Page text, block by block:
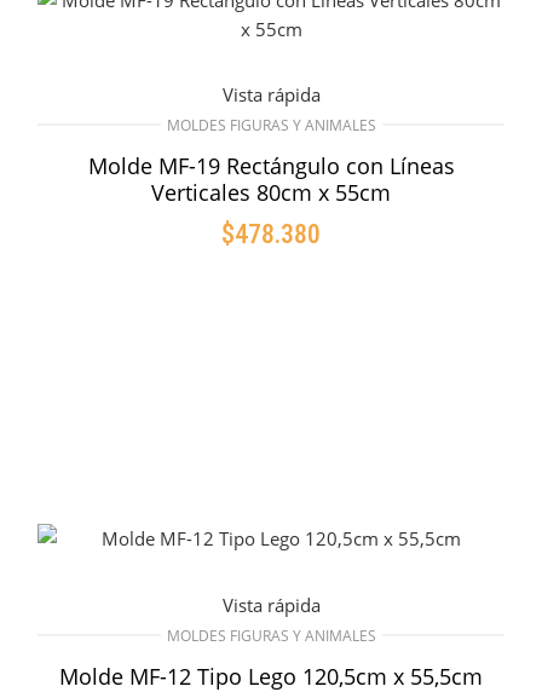
Vista rápida
MOLDES FIGURAS Y ANIMALES
Molde MF-19 Rectángulo con Líneas
Verticales 80cm x 55cm
$478.380
Vista rápida
MOLDES FIGURAS Y ANIMALES
Molde MF-12 Tipo Lego 120,5cm x 55,5cm